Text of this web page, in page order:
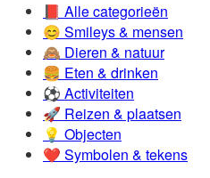
📕️ Alle categorieën
😊️ Smileys & mensen
🙈️ Dieren & natuur
🍔️ Eten & drinken
⚽️ Activiteiten
🚀️ Reizen & plaatsen
💡️ Objecten
❤️ Symbolen & tekens